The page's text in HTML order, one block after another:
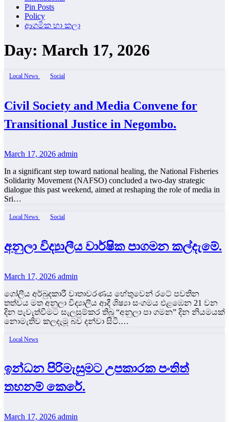
Pin Posts
Policy
ආගමික හා කලා
Day: March 17, 2026
Local News Social
Civil Society and Media Convene for
Transitional Justice in Negombo.
March 17, 2026 admin
In a significant step toward national healing, the National Fisheries
Solidarity Movement (NAFSO) concluded a two-day strategic
dialogue this past weekend, aimed at reshaping the role of media in
Sri…
Local News Social
අනුලා විද්‍යාලීය වාර්ෂික පාගමන කල්දැමේ.
March 17, 2026 admin
ගෝලීය අර්බුදකාරී වාතාවරණය හේතුවෙන් රටේ පවතින
තත්වය මත අනුලා විද්‍යාලීය ආදී ශිෂ්‍යා සංගමය එළඹෙන 21 වන
දින පැවැත්වීමට සැලසුම්කර තිබූ “අනුලා පා ගමන” දින නියමයක්
නොමැතිව කලදැමූ බව දන්වා සිටී.…
Local News
ඉන්ධන පිරිමැසුමට උපකාරක පංතිත්
තහනම් කෙරේ.
March 17, 2026 admin